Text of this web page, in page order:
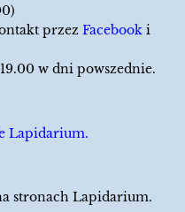
przez Facebook i
w dni powszednie.
Lapidarium.
stronach Lapidarium.